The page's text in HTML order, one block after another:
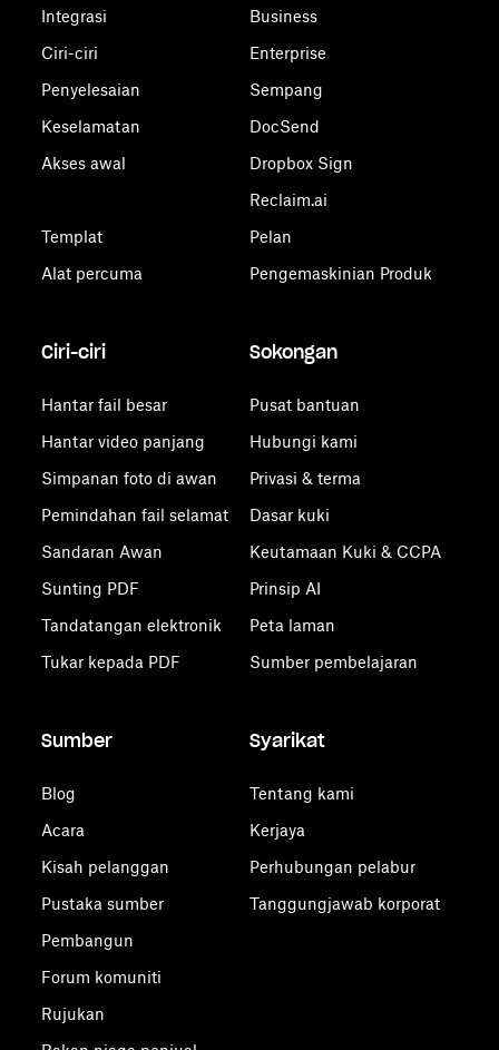
Integrasi
Ciri-ciri
Penyelesaian
Keselamatan
Akses awal
Templat
Alat percuma
Business
Enterprise
Sempang
DocSend
Dropbox Sign
Reclaim.ai
Pelan
Pengemaskinian Produk
Ciri-ciri
Hantar fail besar
Hantar video panjang
Simpanan foto di awan
Pemindahan fail selamat
Sandaran Awan
Sunting PDF
Tandatangan elektronik
Tukar kepada PDF
Sokongan
Pusat bantuan
Hubungi kami
Privasi & terma
Dasar kuki
Keutamaan Kuki & CCPA
Prinsip AI
Peta laman
Sumber pembelajaran
Sumber
Blog
Acara
Kisah pelanggan
Pustaka sumber
Pembangun
Forum komuniti
Rujukan
Syarikat
Tentang kami
Kerjaya
Perhubungan pelabur
Tanggungjawab korporat